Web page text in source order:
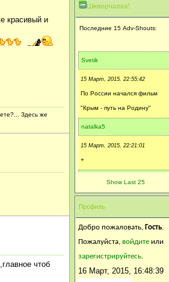
красивый и
Здесь же
чтоб
Шкворчалка!
Последние 15 Adv-Shouts:
Svetik
15 Март, 2015, 22:55:42
По России начался фильм
"Крым - путь на Родину"
natalka5
15 Март, 2015, 22:21:01
+
15 Март, 2015, 17:05:12
Аргус! Возвращайся! Уже
тепло.
СЕРГЕЙ-AРГУC
https://www.youtube.com/watch?
Show Last 25
Профиль
Добро пожаловать, Гость.
Пожалуйста, войдите или
зарегистрируйтесь.
16 Март, 2015, 16:48:39